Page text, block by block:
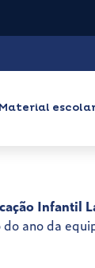
Material
Infantil
ano da